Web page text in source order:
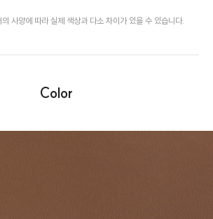
사양에 따라 실제 색상과 다소 차이가 있을 수 있습니다.
Color